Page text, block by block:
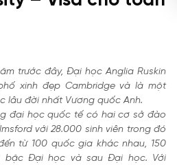
trước đây, Đại học Anglia Ruskin
xinh đẹp Cambridge và là một
lâu đời nhất Vương quốc Anh.
đại học quốc tế có hai cơ sở đào
với 28.000 sinh viên trong đó
từ 100 quốc gia khác nhau, 150
bậc Đại học và sau Đại học. Với